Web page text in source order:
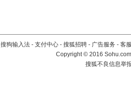
搜狗输入法 - 支付中心 - 搜狐招聘 - 广告服务 - 客
Copyright©2016
搜狐不良信息举